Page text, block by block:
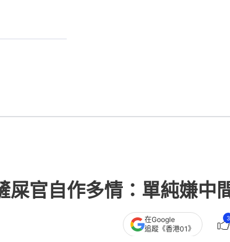
官自作多情：單純嫌中
在Google
追蹤《香港01》
3